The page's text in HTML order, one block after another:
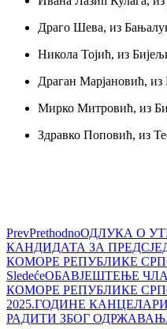
Драго Шева, из
Никола Тојић, из
Драган Марјановић, из
Мирко Митровић, из
Здравко Поповић, из
PrevPrethodnoОДЛУКА О
КАНДИДАТА ЗА
КОМОРЕ РЕПУБЛИКЕ
SledećeОБАВЈЕШТЕЊЕ
КОМОРЕ РЕПУБЛИКЕ
2025.ГОДИНЕ
РАДИТИ ЗБОГ